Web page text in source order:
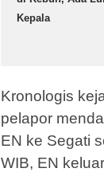
Kepala
Kronologis
pelapor
EN ke Segati
WIB, EN